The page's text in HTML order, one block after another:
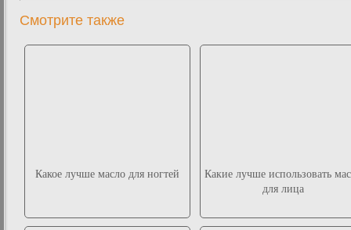
Смотрите также
Какое лучше масло для ногтей
Какие лучше использовать
для лица